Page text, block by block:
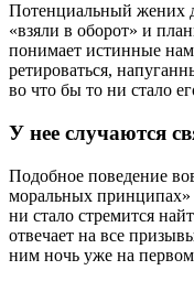
Потенциальный жених
«взяли в оборот» и
понимает истинные
ретироваться,
во что бы то ни стало
У нее случаются
Подобное поведение
моральных
ни стало стремится
отвечает на все
ним ночь уже на